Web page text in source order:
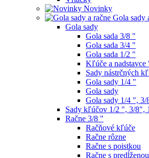
Novinky
Gola sady
Gola sady
Gola sada 3/8 "
Gola sada 3/4 "
Gola sada 1/2 "
Kľúče a
Sady nástrčných
Gola sady 1/4 "
Gola sady
Gola sady 1/4 ",
Sady kľúčov 1/2 ", 3/8",
Račne 3/8 "
Račňové kľúče
Račne rôzne
Račne s poistkou
Račne s